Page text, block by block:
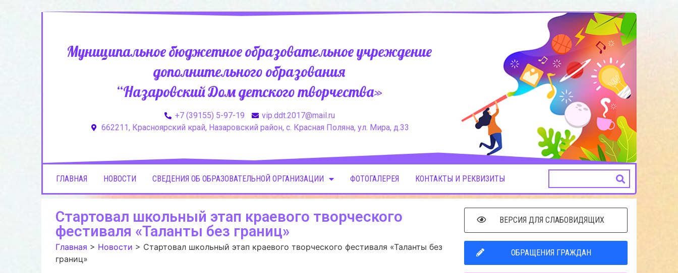
Муниципальное бюджетное образовательное учреждение
дополнительного образования
“Назаровский Дом детского творчества»
+7 (39155) 5-97-19
vip.ddt.2017@mail.ru
662211, Красноярский край, Назаровский район, с. Красная Поляна, ул. Мира, д.33
ГЛАВНАЯ НОВОСТИ СВЕДЕНИЯ ОБ ОБРАЗОВАТЕЛЬНОЙ ОРГАНИЗАЦИИ ФОТОГАЛЕРЕЯ КОНТАКТЫ И РЕКВИЗИТЫ
Стартовал школьный этап краевого творческого
фестиваля «Таланты без границ»
Главная > Новости > Стартовал школьный этап краевого творческого фестиваля «Таланты без
границ»
ВЕРСИЯ ДЛЯ СЛАБОВИДЯЩИХ
ОБРАЩЕНИЯ ГРАЖДАН